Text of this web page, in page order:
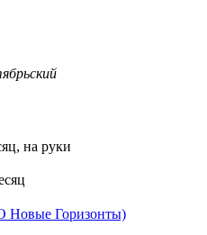
на руки
Горизонты)